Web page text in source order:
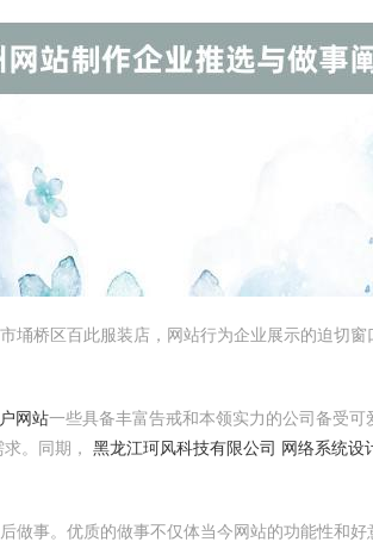
埇桥区百此服装店，网站行为企业展示的迫切
网站一些具备丰富告戒和本领实力的公司备受
。同期， 黑龙江珂风科技有限公司 网络系统设
做事。优质的做事不仅体当今网站的功能性和